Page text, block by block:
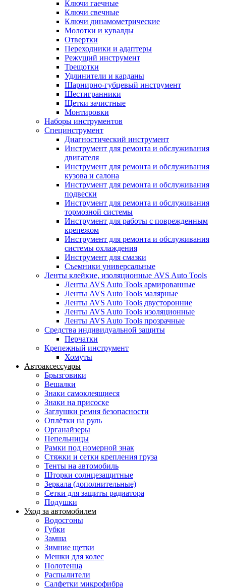
Ключи гаечные
Ключи свечные
Ключи динамометрические
Молотки и кувалды
Отвертки
Переходники и адаптеры
Режущий инструмент
Трещотки
Удлинители и карданы
Шарнирно-губцевый инструмент
Шестигранники
Щетки зачистные
Монтировки
Наборы инструментов
Специнструмент
Диагностический инструмент
Инструмент для ремонта и обслуживания
двигателя
Инструмент для ремонта и обслуживания
кузова и салона
Инструмент для ремонта и обслуживания
подвески
Инструмент для ремонта и обслуживания
тормозной системы
Инструмент для работы с поврежденным
крепежом
Инструмент для ремонта и обслуживания
системы охлаждения
Инструмент для смазки
Съемники универсальные
Ленты клейкие, изоляционные AVS Auto Tools
Ленты AVS Auto Tools армированные
Ленты AVS Auto Tools малярные
Ленты AVS Auto Tools двусторонние
Ленты AVS Auto Tools изоляционные
Ленты AVS Auto Tools прозрачные
Средства индивидуальной защиты
Перчатки
Крепежный инструмент
Хомуты
Автоаксессуары
Брызговики
Вешалки
Знаки самоклеящиеся
Знаки на присоске
Заглушки ремня безопасности
Оплётки на руль
Органайзеры
Пепельницы
Рамки под номерной знак
Стяжки и сетки крепления груза
Тенты на автомобиль
Шторки солнцезащитные
Зеркала (дополнительные)
Сетки для защиты радиатора
Подушки
Уход за автомобилем
Водосгоны
Губки
Замша
Зимние щетки
Мешки для колес
Полотенца
Распылители
Салфетки микрофибра